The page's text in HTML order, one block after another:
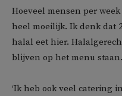
Hoeveel mensen per
heel moeilijk. Ik denk dat
halal eet hier.
blijven op het menu
‘Ik heb ook veel catering